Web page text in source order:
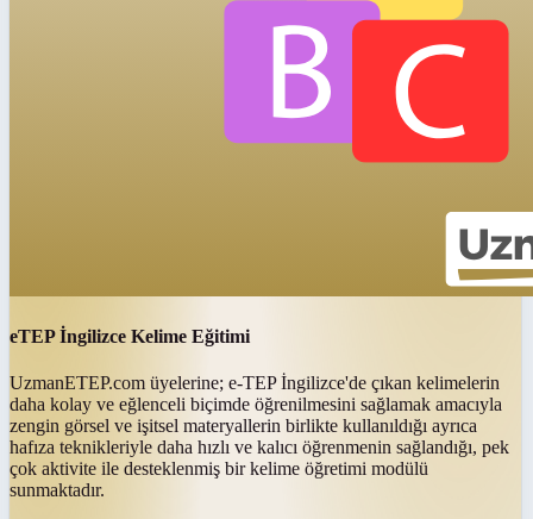
eTEP İngilizce Kelime Eğitimi
UzmanETEP.com üyelerine; e-TEP İngilizce'de çıkan kelimelerin
daha kolay ve eğlenceli biçimde öğrenilmesini sağlamak amacıyla
zengin görsel ve işitsel materyallerin birlikte kullanıldığı ayrıca
hafıza teknikleriyle daha hızlı ve kalıcı öğrenmenin sağlandığı, pek
çok aktivite ile desteklenmiş bir kelime öğretimi modülü
sunmaktadır.